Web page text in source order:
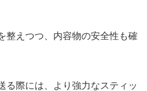
整えつつ、内容物の安全性も確
る際には、より強力なスティッ